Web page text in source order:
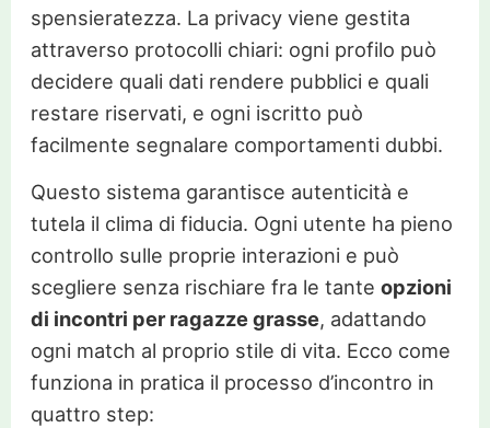
spensieratezza. La privacy viene gestita
attraverso protocolli chiari: ogni profilo può
decidere quali dati rendere pubblici e quali
restare riservati, e ogni iscritto può
facilmente segnalare comportamenti dubbi.
Questo sistema garantisce autenticità e
tutela il clima di fiducia. Ogni utente ha pieno
controllo sulle proprie interazioni e può
scegliere senza rischiare fra le tante opzioni
di incontri per ragazze grasse, adattando
ogni match al proprio stile di vita. Ecco come
funziona in pratica il processo d’incontro in
quattro step: